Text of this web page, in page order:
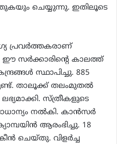
ചെയ്യുന്നു. ഇതിലൂടെ
പ്രവര്‍ത്തകരാണ്
സര്‍ക്കാരിന്റെ കാലത്ത്
സ്ഥാപിച്ചു. 885
താലൂക്ക് തലംമുതല്‍
സ്ത്രീകളുടെ
നല്‍കി. കാന്‍സര്‍
ആരംഭിച്ചു. 18
ചെയ്തു. വിളര്‍ച്ച